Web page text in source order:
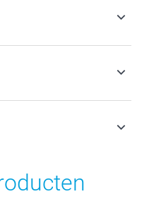
BTW en exclusief